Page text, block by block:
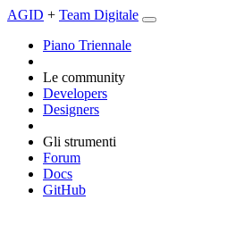
AGID + Team Digitale
Piano Triennale
Le community
Developers
Designers
Gli strumenti
Forum
Docs
GitHub